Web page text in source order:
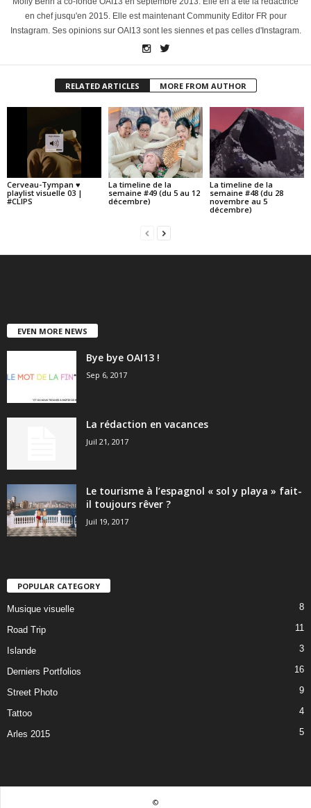
en chef jusqu'en 2015. Elle est maintenant Community Editor FR pour
Instagram. Ses opinions sur OAI13 sont les siennes et pas celles d'Instagram.
RELATED ARTICLES MORE FROM AUTHOR
Cerveau-Tympan ♥
playlist visuelle 03 |
#CLIPS
La timeline de la
semaine #49 (du 5 au 12
décembre)
La timeline de la
semaine #48 (du 28
novembre au 5
décembre)
EVEN MORE NEWS
Bye bye OAI13 !
Sep 6, 2017
La rédaction en vacances
Juil 21, 2017
Le tourisme à l’espagnol « sol y playa » fait-
il toujours rêver ?
Juil 19, 2017
POPULAR CATEGORY
Musique visuelle 8
Road Trip 11
Islande 3
Derniers Portfolios 16
Street Photo 9
Tattoo 4
Arles 2015 5
©